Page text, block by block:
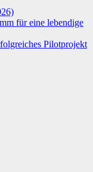
für eine lebendige
Pilotprojekt